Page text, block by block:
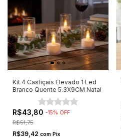
Kit 4 Castiçais Elevado 1 Led
Branco Quente 5.3X9CM Natal
R$43,80 -15% OFF
R$51,75
R$39,42 com Pix